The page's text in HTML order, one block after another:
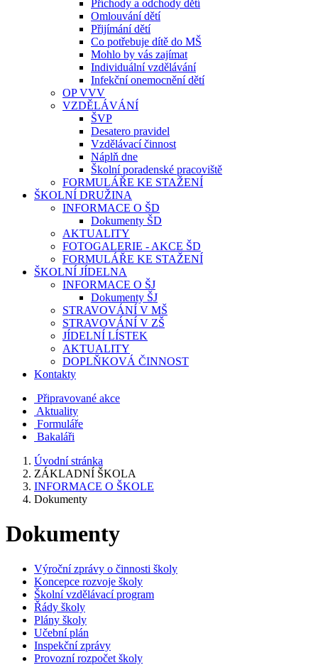
Příchody a odchody dětí
Omlouvání dětí
Přijímání dětí
Co potřebuje dítě do MŠ
Mohlo by vás zajímat
Individuální vzdělávání
Infekční onemocnění dětí
OP VVV
VZDĚLÁVÁNÍ
ŠVP
Desatero pravidel
Vzdělávací činnost
Náplň dne
Školní poradenské pracoviště
FORMULÁŘE KE STAŽENÍ
ŠKOLNÍ DRUŽINA
INFORMACE O ŠD
Dokumenty ŠD
AKTUALITY
FOTOGALERIE - AKCE ŠD
FORMULÁŘE KE STAŽENÍ
ŠKOLNÍ JÍDELNA
INFORMACE O ŠJ
Dokumenty ŠJ
STRAVOVÁNÍ V MŠ
STRAVOVÁNÍ V ZŠ
JÍDELNÍ LÍSTEK
AKTUALITY
DOPLŇKOVÁ ČINNOST
Kontakty
Připravované akce
Aktuality
Formuláře
Bakaláři
Úvodní stránka
ZÁKLADNÍ ŠKOLA
INFORMACE O ŠKOLE
Dokumenty
Dokumenty
Výroční zprávy o činnosti školy
Koncepce rozvoje školy
Školní vzdělávací program
Řády školy
Plány školy
Učební plán
Inspekční zprávy
Provozní rozpočet školy